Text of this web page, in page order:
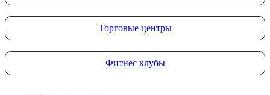
Торговые центры
Фитнес клубы